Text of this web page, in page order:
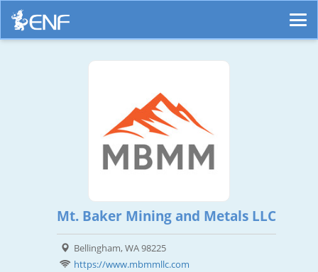
Mt. Baker Mining and Metals LLC
Bellingham, WA 98225
https://www.mbmmllc.com